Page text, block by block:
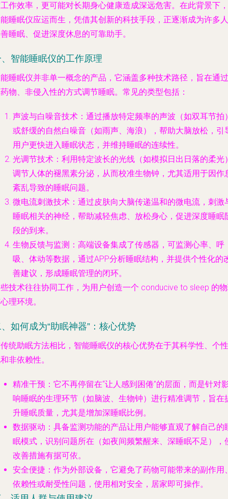
作效率，更可能对长期身心健康造成深远危害。在此背景下，
睡眠仪应运而生，凭借其创新的科技手段，正逐渐成为许多人
睡眠、促进深度休息的可靠助手。
智能睡眠仪的工作原理
睡眠仪并非单一概念的产品，它涵盖多种技术路径，旨在通过
物、非侵入性的方式调节睡眠。常见的类型包括：
声波与白噪音技术 ：通过播放特定频率的声波（如双耳节拍
或舒缓的自然白噪音（如雨声、海浪），帮助大脑放松，引
用户更快进入睡眠状态，并维持睡眠的连续性。
光调节技术 ：利用特定波长的光线（如模拟日出日落的柔光
调节人体的褪黑素分泌，从而校准生物钟，尤其适用于因作
紊乱导致的睡眠问题。
微电流刺激技术 ：通过皮肤向大脑传递温和的微电流，刺激
睡眠相关的神经，帮助减轻焦虑、放松身心，促进深度睡眠
段的到来。
生物反馈与监测 ：高端设备集成了传感器，可监测心率、呼
吸、体动等数据，通过APP分析睡眠结构，并提供个性化的
善建议，形成睡眠管理的闭环。
技术往往协同工作，为用户创造一个 conducive to sleep 的
理环境。
如何成为“助眠神器”：核心优势
统助眠方法相比，智能睡眠仪的核心优势在于其科学性、个性
非依赖性。
精准干预 ：它不再停留在“让人感到困倦”的层面，而是针对
响睡眠的生理环节（如脑波、生物钟）进行精准调节，旨在
升睡眠质量，尤其是增加深睡眠比例。
数据驱动 ：具备监测功能的产品让用户能够直观了解自己的
眠模式，识别问题所在（如夜间频繁醒来、深睡眠不足），
改善措施有据可依。
安全便捷 ：作为外部设备，它避免了药物可能带来的副作用
依赖性或耐受性问题，使用相对安全，居家即可操作。